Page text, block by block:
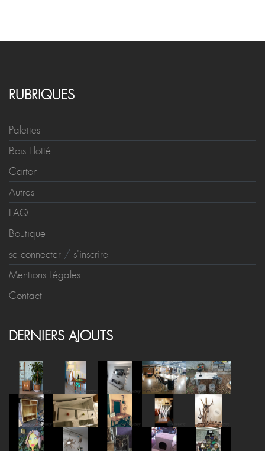
RUBRIQUES
Palettes
Bois Flotté
Carton
Autres
FAQ
Boutique
se connecter/s'inscrire
Contact
DERNIERS AJOUTS